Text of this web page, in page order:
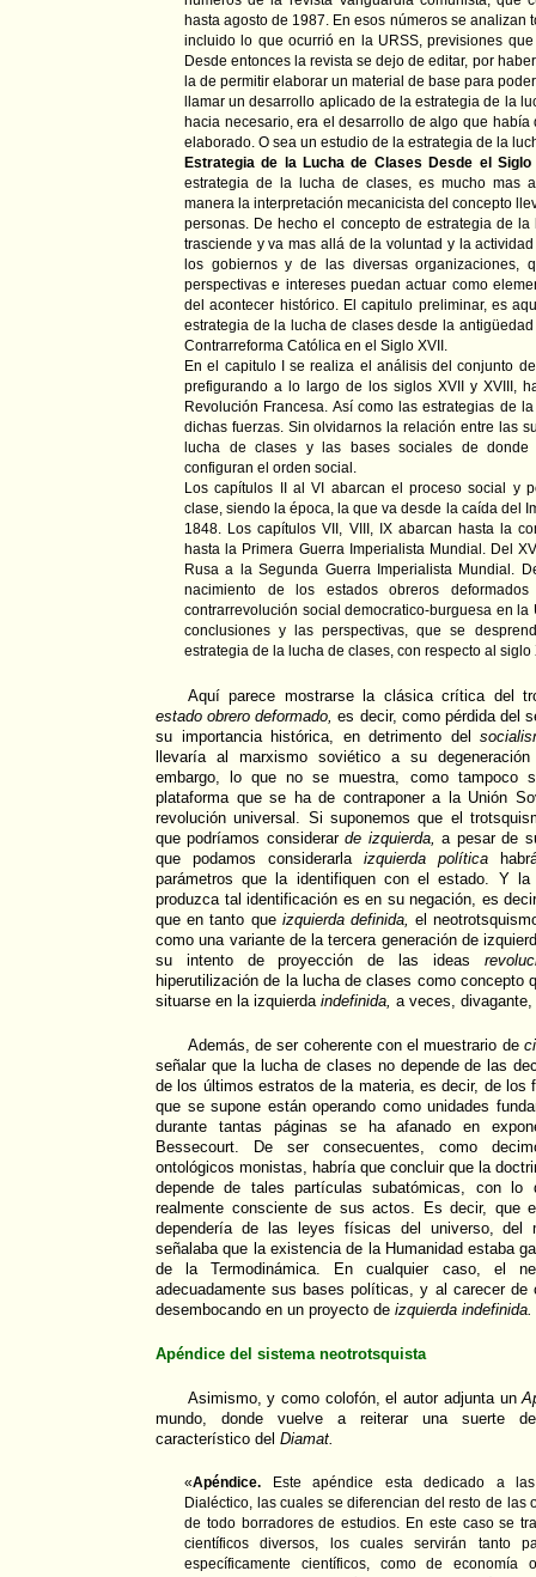
hasta agosto de 1987. En esos números se analizan
incluido lo que ocurrió en la URSS, previsiones
Desde entonces la revista se dejo de editar, por
la de permitir elaborar un material de base para
llamar un desarrollo aplicado de la estrategia de la
hacia necesario, era el desarrollo de algo que
elaborado. O sea un estudio de la estrategia de la
Estrategia de la Lucha de Clases Desde el
estrategia de la lucha de clases, es mucho mas
manera la interpretación mecanicista del concepto
personas. De hecho el concepto de estrategia de
trasciende y va mas allá de la voluntad y la
los gobiernos y de las diversas organizaciones,
perspectivas e intereses puedan actuar como
del acontecer histórico. El capitulo preliminar, es
estrategia de la lucha de clases desde la
Contrarreforma Católica en el Siglo XVII.
En el capitulo I se realiza el análisis del conjunto
prefigurando a lo largo de los siglos XVII y XVIII,
Revolución Francesa. Así como las estrategias de
dichas fuerzas. Sin olvidarnos la relación entre las
lucha de clases y las bases sociales de donde
configuran el orden social.
Los capítulos II al VI abarcan el proceso social y
clase, siendo la época, la que va desde la caída del
1848. Los capítulos VII, VIII, IX abarcan hasta la
hasta la Primera Guerra Imperialista Mundial. Del
Rusa a la Segunda Guerra Imperialista Mundial.
nacimiento de los estados obreros
contrarrevolución social democratico-burguesa en la
conclusiones y las perspectivas, que se
estrategia de la lucha de clases, con respecto al siglo
Aquí parece mostrarse la clásica crítica del
estado obrero deformado, es decir, como pérdida del
su importancia histórica, en detrimento del
llevaría al marxismo soviético a su
embargo, lo que no se muestra, como tampoco
plataforma que se ha de contraponer a la Unión
revolución universal. Si suponemos que el
que podríamos considerarde izquierda, a pesar de
que podamos considerarla izquierda política
parámetros que la identifiquen con el estado. Y
produzca tal identificación es en su negación, es
que en tanto que izquierda definida, el
como una variante de la tercera generación de
su intento de proyección de las ideas
hiperutilización de la lucha de clases como concepto
situarse en la izquierda indefinida, a veces,
Además, de ser coherente con el muestrario de
señalar que la lucha de clases no depende de las
de los últimos estratos de la materia, es decir, de los
que se supone están operando como unidades
durante tantas páginas se ha afanado en
Bessecourt. De ser consecuentes, como
ontológicos monistas, habría que concluir que la
depende de tales partículas subatómicas, con lo
realmente consciente de sus actos. Es decir, que
dependería de las leyes físicas del universo,
señalaba que la existencia de la Humanidad estaba
de la Termodinámica. En cualquier caso, el
adecuadamente sus bases políticas, y al carecer de
desembocando en un proyecto de izquierda indefinida.
Apéndice del sistema neotrotsquista
Asimismo, y como colofón, el autor adjunta un
mundo, donde vuelve a reiterar una suerte
característico del Diamat.
«Apéndice. Este apéndice esta dedicado a
Dialéctico, las cuales se diferencian del resto de las
de todo borradores de estudios. En este caso se
científicos diversos, los cuales servirán tanto
específicamente científicos, como de